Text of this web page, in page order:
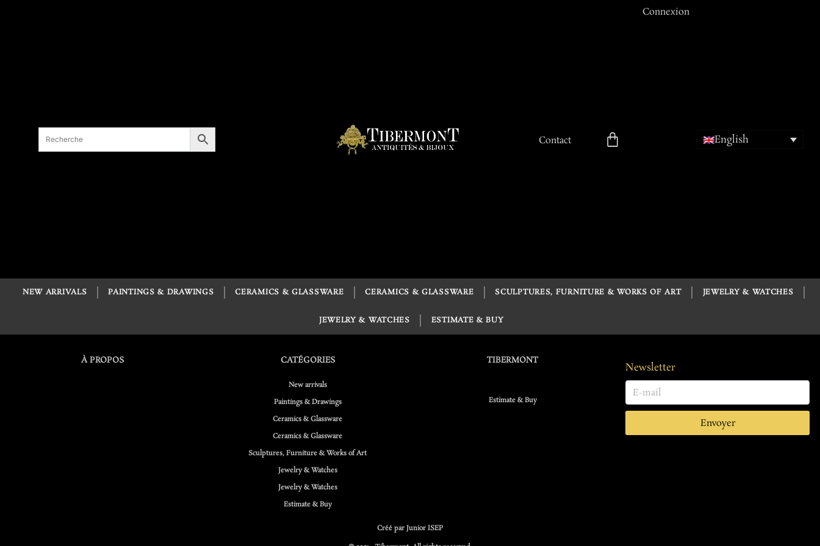
Contact
Connexion
Se souvenir de moiEnglish
NEW ARRIVALS PAINTINGS & DRAWINGS CERAMICS & GLASSWARE CERAMICS & GLASSWARE SCULPTURES, FURNITURE & WORKS OF ART JEWELRY & WATCHES
JEWELRY & WATCHES ESTIMATE & BUY
À PROPOS CATÉGORIES
New arrivals
Paintings & Drawings
Ceramics & Glassware
Ceramics & Glassware
Sculptures, Furniture & Works of Art
Jewelry & Watches
Jewelry & Watches
Estimate & Buy
TIBERMONT
Estimate & Buy
Newsletter
Envoyer
Créé par Junior ISEP